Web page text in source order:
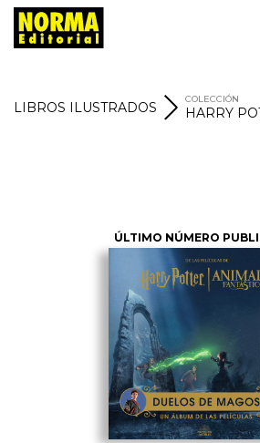
LIBROS ILUSTRADOS
COLECCIÓN
HARRY
ÚLTIMO NÚMERO